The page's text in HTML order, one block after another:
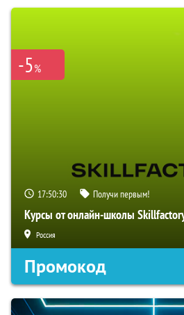
-5%
17:50:30 Получи первым!
Курсы от онлайн-школы
Россия
Промокод